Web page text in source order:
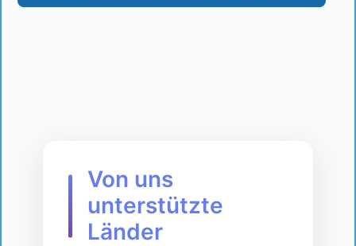
Von uns
unterstützte
Länder